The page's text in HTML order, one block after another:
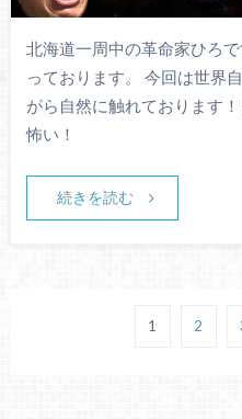
北海道一周中の革命家ひろ
っております。 今回は世界
がら自然に触れております
怖い！
続きを読む
1 2